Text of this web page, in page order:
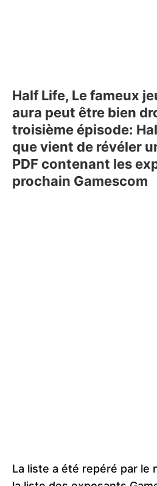
Half Life, Le fameux
aura peut être bien
troisième épisode:
que vient de révéler
PDF contenant les
prochain Gamescom
La liste a été repéré par le